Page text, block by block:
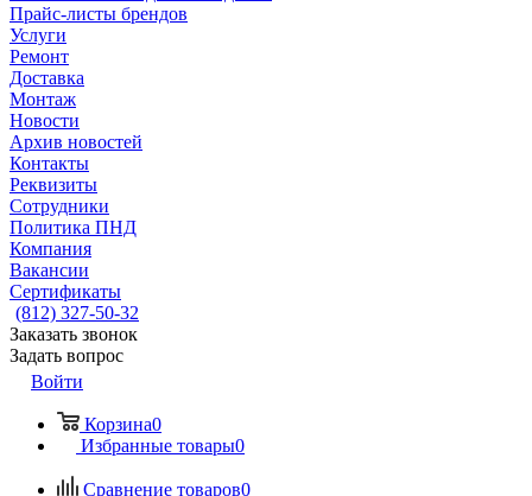
Прайс-листы брендов
Услуги
Ремонт
Доставка
Монтаж
Новости
Архив новостей
Контакты
Реквизиты
Сотрудники
Политика ПНД
Компания
Вакансии
Сертификаты
(812) 327-50-32
Заказать звонок
Задать вопрос
Войти
Корзина0
Избранные товары0
Сравнение товаров0